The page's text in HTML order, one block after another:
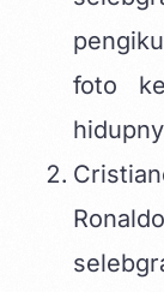
foto